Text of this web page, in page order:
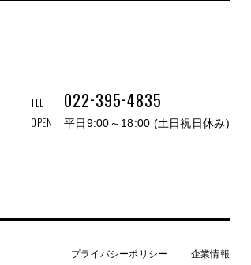
TEL 022-395-4835
OPEN 平日9:00～18:00 (土日祝日休み)
プライバシーポリシー 企業情報